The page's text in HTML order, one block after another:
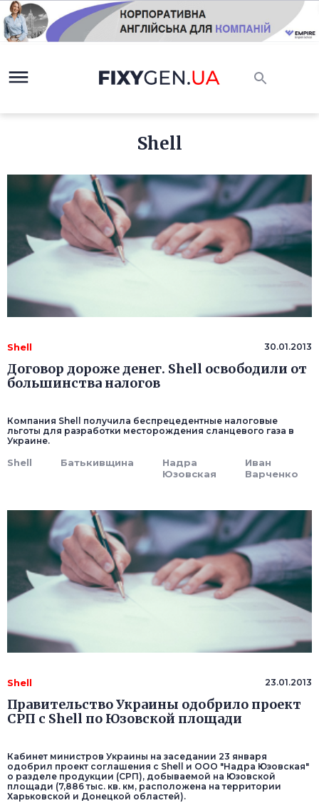
Shell
Shell 30.01.2013
Договор дороже денег. Shell освободили от
большинства налогов
Компания Shell получила беспрецедентные налоговые
льготы для разработки месторождения сланцевого газа в
Украине.
Shell Батькивщина
Надра
Юзовская
Иван
Варченко
Shell 23.01.2013
Правительство Украины одобрило проект
СРП с Shell по Юзовской площади
Кабинет министров Украины на заседании 23 января
одобрил проект соглашения с Shell и ООО "Надра Юзовская"
о разделе продукции (СРП), добываемой на Юзовской
площади (7,886 тыс. кв. км, расположена на территории
Харьковской и Донецкой областей).